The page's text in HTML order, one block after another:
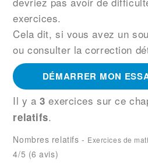
exercices.
Cela dit, si vous avez un
ou consulter la correction
DÉMARRER MON
Il y a3 exercices sur ce
relatifs.
Nombres relatifs - Exercices de
4/5 (6 avis)